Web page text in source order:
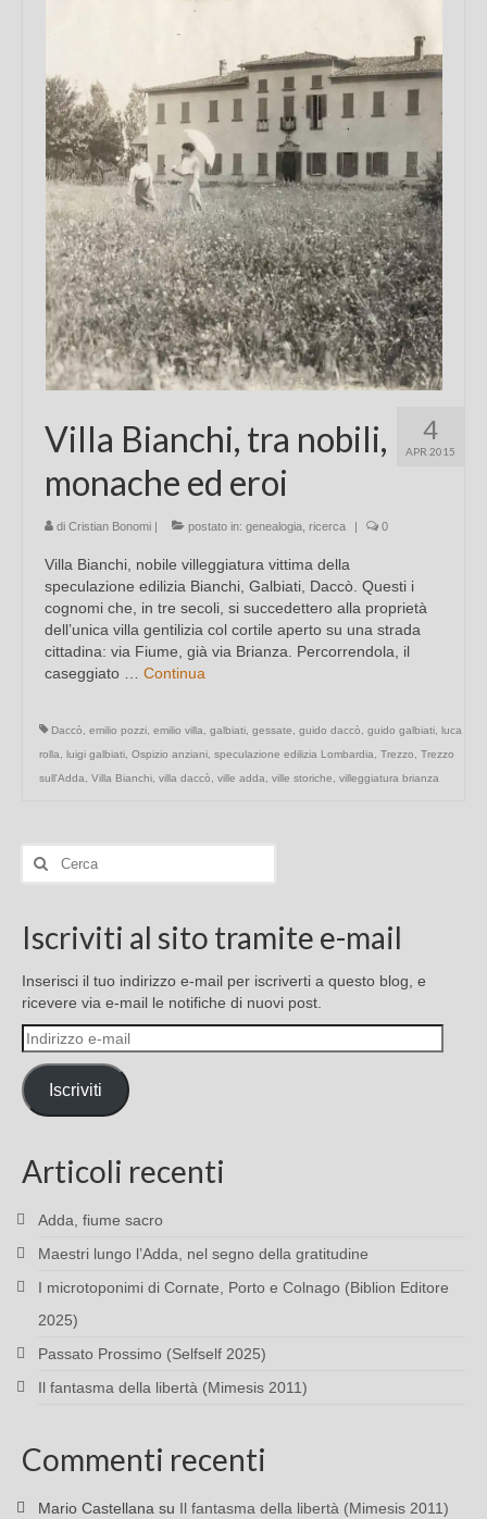
FAQ
Contatti
4
APR 2015
Villa Bianchi, tra nobili,
monache ed eroi
di Cristian Bonomi | postato in: genealogia ricerca | 0
Villa Bianchi, nobile villeggiatura vittima della
speculazione edilizia Bianchi, Galbiati, Daccò. Questi i
cognomi che, in tre secoli, si succedettero alla proprietà
dell’unica villa gentilizia col cortile aperto su una strada
cittadina: via Fiume, già via Brianza. Percorrendola, il
caseggiato … Continua
Daccò emilio pozzi emilio villa galbiati gessate guido daccò guido galbiati luca
rolla
luigi galbiati Ospizio anziani speculazione edilizia Lombardia Trezzo
Trezzo
sull'Adda
Villa Bianchi villa daccò ville adda ville storiche villeggiatura brianza
Cerca:
Iscriviti al sito tramite e-mail
Inserisci il tuo indirizzo e-mail per iscriverti a questo blog, e
ricevere via e-mail le notifiche di nuovi post.
Indirizzo
e-
mail
Iscriviti
Articoli recenti
Adda, fiume sacro
Maestri lungo l’Adda, nel segno della gratitudine
I microtoponimi di Cornate, Porto e Colnago (Biblion Editore
2025)
Passato Prossimo (Selfself 2025)
Il fantasma della libertà (Mimesis 2011)
Commenti recenti
Mario Castellana su Il fantasma della libertà (Mimesis 2011)